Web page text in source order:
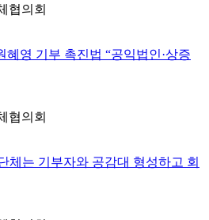
협의회
영 기부 촉진법 “공익법인·상증
협의회
체는 기부자와 공감대 형성하고 회